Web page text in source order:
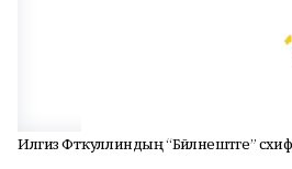
Илгиз Фәтҡуллиндың “Бәйләнештәге”